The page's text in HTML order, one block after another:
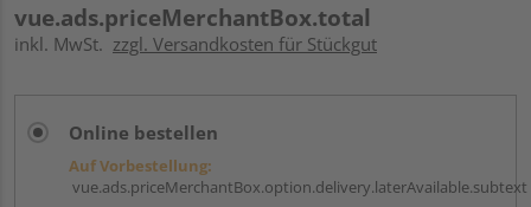
vue.ads.priceMerchantBox.total
inkl. MwSt. zzgl. Versandkosten für Stückgut
Online bestellen
Auf Vorbestellung:
vue.ads.priceMerchantBox.option.delivery.laterAvailable.subtext